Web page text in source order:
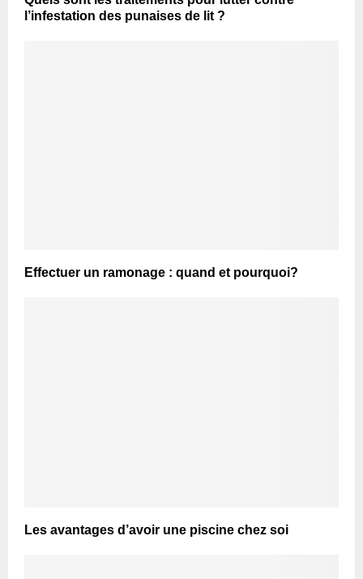
l’infestation des punaises de lit ?
Effectuer un ramonage : quand et pourquoi?
Les avantages d’avoir une piscine chez soi